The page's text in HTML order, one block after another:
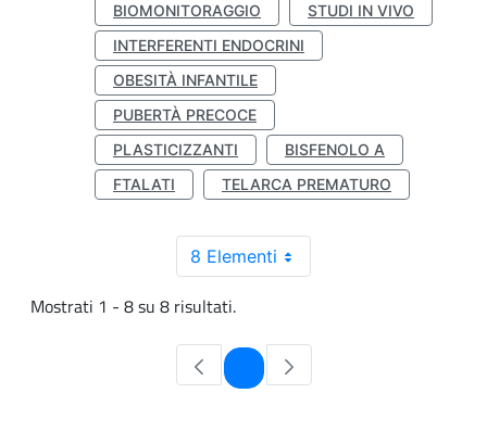
BIOMONITORAGGIO
STUDI IN VIVO
INTERFERENTI ENDOCRINI
OBESITÀ INFANTILE
PUBERTÀ PRECOCE
PLASTICIZZANTI
BISFENOLO A
FTALATI
TELARCA PREMATURO
8 Elementi
Mostrati 1 - 8 su 8 risultati.
Pagina